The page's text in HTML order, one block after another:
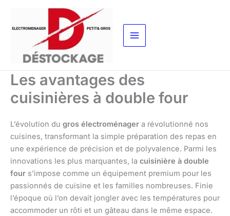
contenu
Les avantages des
cuisinières à double four
L’évolution du gros électroménager a révolutionné nos
cuisines, transformant la simple préparation des repas en
une expérience de précision et de polyvalence. Parmi les
innovations les plus marquantes, la cuisinière à double
four s’impose comme un équipement premium pour les
passionnés de cuisine et les familles nombreuses. Finie
l’époque où l’on devait jongler avec les températures pour
accommoder un rôti et un gâteau dans le même espace.